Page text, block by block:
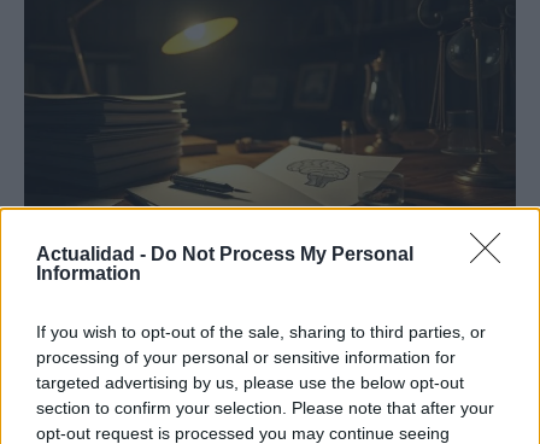
Actualidad - Do Not Process My Personal
Information
If you wish to opt-out of the sale, sharing to third parties, or
processing of your personal or sensitive information for
targeted advertising by us, please use the below opt-out
section to confirm your selection. Please note that after your
opt-out request is processed you may continue seeing
Psiquiatría forense y criminología: la
El doctor Cabrera, experto en psiquiatría forense, comparte…
CIENCIA Y TECNOLOGÍA